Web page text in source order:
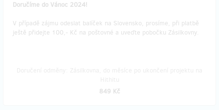
Doručíme do Vánoc 2024!
V případě zájmu odeslat balíček na Slovensko, prosíme, při platbě
ještě přidejte 100,- Kč na poštovné a uveďte pobočku Zásilkovny.
849 Kč